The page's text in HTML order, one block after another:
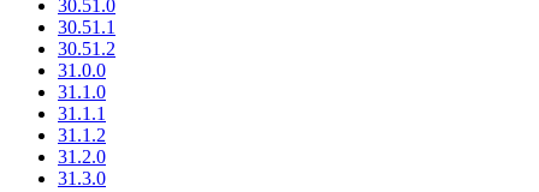
30.51.0
30.51.1
30.51.2
31.0.0
31.1.0
31.1.1
31.1.2
31.2.0
31.3.0